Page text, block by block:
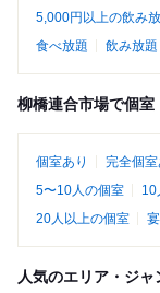
5,000円以上の飲み
食べ放題
飲み放題
柳橋連合市場で個室
個室あり 完全個室
5〜10人の個室
10
20人以上の個室
人気のエリア・ジャ